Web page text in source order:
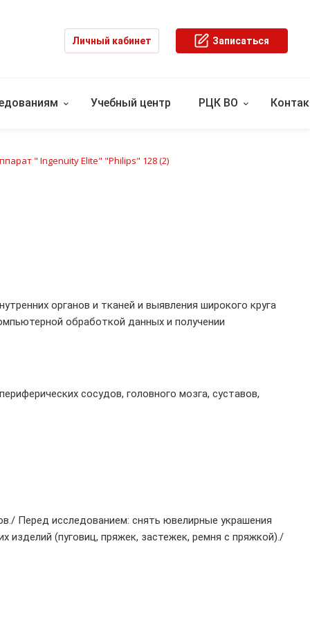
Личный кабинет Записаться
Учебный центр РЦК ВО
" Ingenuity Elite" "Philips" 128 (2)
органов и тканей и выявления широкого круга
обработкой данных и получении
сосудов, головного мозга, суставов,
Перед исследованием: снять ювелирные украшения
изделий (пуговиц, пряжек, застежек, ремня с пряжкой)./